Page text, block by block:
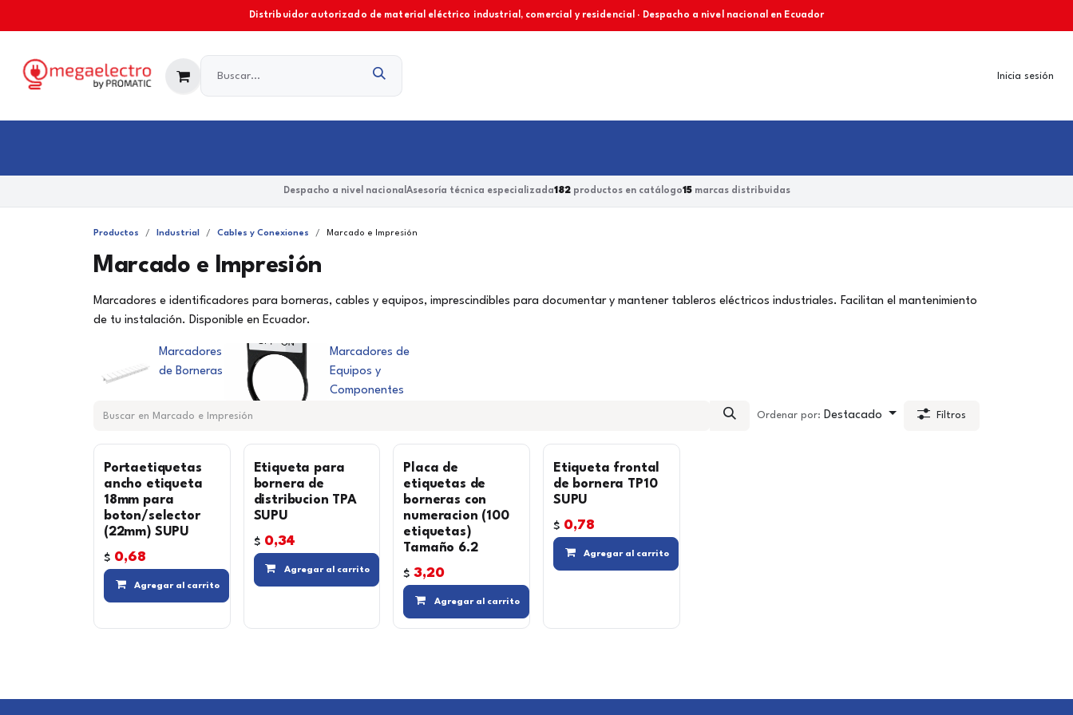
Distribuidor autorizado de material eléctrico industrial, comercial y residencial · Despacho a nivel nacional en Ecuador
Inicia sesión
Despacho a nivel nacional Asesoría técnica especializada182productos en catálogo15marcas distribuidas
Productos Industrial Cables y Conexiones Marcado e Impresión
Marcado e Impresión
Marcadores e identificadores para borneras, cables y equipos, imprescindibles para documentar y mantener tableros eléctricos industriales. Facilitan el mantenimiento
de tu instalación. Disponible en Ecuador.
Marcadores
de Borneras
Marcadores de
Equipos y
Componentes
Ordenar por: Destacado Filtros
Portaetiquetas
ancho etiqueta
18mm para
boton/selector
(22mm) SUPU
$ 0,68
Agregar al carrito Compara Agregar a la lista de deseos
Etiqueta para
bornera de
distribucion TPA
SUPU
$ 0,34
Agregar al carrito Agregar a la lista de deseos
Placa de
etiquetas de
borneras con
numeracion (100
etiquetas)
Tamaño 6.2
$3,20
Agregar al carrito
Etiqueta frontal
de bornera TP10
SUPU
$ 0,78
Agregar al carrito